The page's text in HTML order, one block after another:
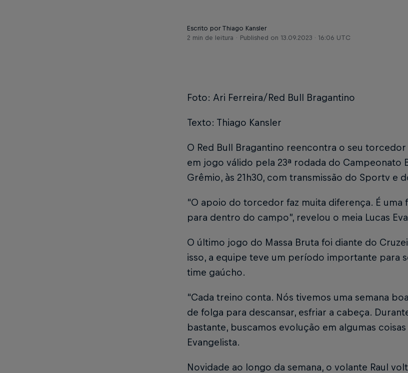
Escrito por Thiago Kansler
2 min de leitura
Published on 13.09.2023 · 16:06 UTC
Foto: Ari Ferreira/Red Bull Bragantino
Texto: Thiago Kansler
O Red Bull Bragantino reencontra o seu
em jogo válido pela 23ª rodada do Campeonato
Grêmio, às 21h30, com transmissão do Sportv e
“O apoio do torcedor faz muita diferença. É uma
para dentro do campo”, revelou o meia Lucas
O último jogo do Massa Bruta foi diante do
isso, a equipe teve um período importante para
time gaúcho.
“Cada treino conta. Nós tivemos uma semana
de folga para descansar, esfriar a cabeça.
bastante, buscamos evolução em algumas
Evangelista.
Novidade ao longo da semana, o volante Raul